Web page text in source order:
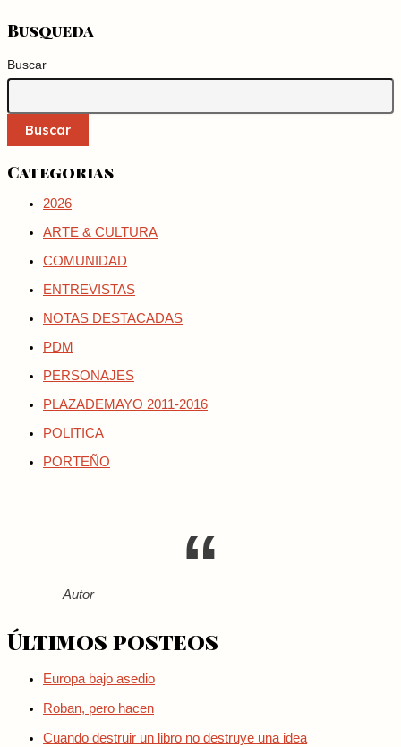
Busqueda
Buscar
Buscar
Categorias
2026
ARTE & CULTURA
COMUNIDAD
ENTREVISTAS
NOTAS DESTACADAS
PDM
PERSONAJES
PLAZADEMAYO 2011-2016
POLITICA
PORTEÑO
Autor
Últimos posteos
Europa bajo asedio
Roban, pero hacen
Cuando destruir un libro no destruye una idea